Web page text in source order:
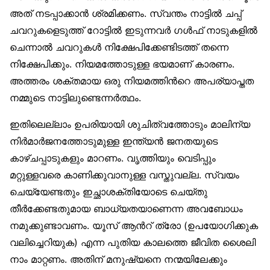
അത് നടപ്പാക്കാന്‍ ശ്രമിക്കണം. സ്വന്തം നാട്ടില്‍ ചപ്പ്
ചവറുകളെടുത്ത് റോട്ടില്‍ ഇടുന്നവര്‍ ഗള്‍ഫ് നാടുകളില്‍
ചെന്നാല്‍ ചവറുകള്‍ നിക്ഷേപിക്കേണ്ടിടത്ത് തന്നെ
നിക്ഷേപിക്കും. നിയമത്തോടുള്ള ഭയമാണ് കാരണം.
അത്തരം ശക്തമായ ഒരു നിയമത്തിന്‍റെ അപര്യാപ്തത
നമ്മുടെ നാട്ടിലുണ്ടെന്നര്‍ത്ഥം.
ഇതിലെല്ലാം ഉപരിയായി ശുചിത്വത്തോടും മാലിന്യ
നിര്‍മാര്‍ജനത്തോടുമുള്ള ഇന്ത്യന്‍ ജനതയുടെ
കാഴ്ചപ്പാടുകളും മാറണം. വൃത്തിയും വെടിപ്പും
മറ്റുള്ളവരെ കാണിക്കുവാനുള്ള വസ്തുവല്ല. സ്വയം
ചെയ്യേണ്ടതും ഇച്ഛാശക്തിയോടെ ചെയ്തു
തീര്‍ക്കേണ്ടതുമായ ബാധ്യതയാണെന്ന അവബോധം
നമുക്കുണ്ടാവണം. യൂസ് ആന്‍റ് ത്രോ (ഉപയോഗിക്കുക
വലിച്ചെറിയുക) എന്ന പുതിയ കാലത്തെ ജീവിത ശൈലി
നാം മാറ്റണം. അതിന് മനുഷ്യനെ നന്മയിലേക്കും